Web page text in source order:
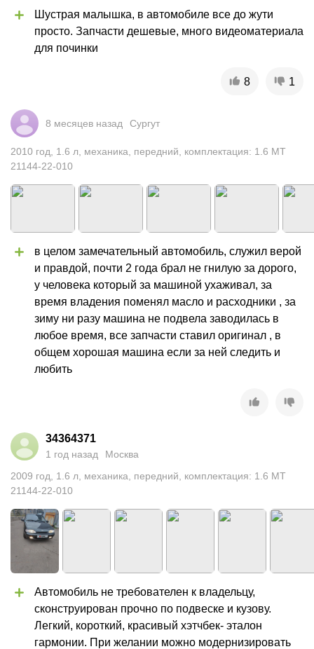
Шустрая малышка, в автомобиле все до жути
просто. Запчасти дешевые, много видеоматериала
для починки
8 1
8 месяцев назад Сургут
2010 год 1.6 л механика передний
комплектация: 1.6 MT
21144-22-010
в целом замечательный автомобиль, служил верой
и правдой, почти 2 года брал не гнилую за дорого,
у человека который за машиной ухаживал, за
время владения поменял масло и расходники , за
зиму ни разу машина не подвела заводилась в
любое время, все запчасти ставил оригинал , в
общем хорошая машина если за ней следить и
любить
34364371
1 год назад
Москва
2009 год 1.6 л механика передний
комплектация: 1.6 MT
21144-22-010
Автомобиль не требователен к владельцу,
сконструирован прочно по подвеске и кузову.
Легкий, короткий, красивый хэтчбек- эталон
гармонии. При желании можно модернизировать